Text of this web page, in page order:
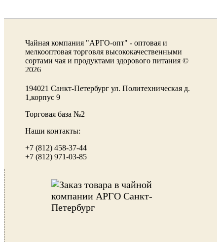
Чайная компания "АРГО-опт" - оптовая и
мелкооптовая торговля высококачественными
сортами чая и продуктами здорового питания ©
2026
194021 Санкт-Петербург ул. Политехническая д.
1,корпус 9
Торговая база №2
Наши контакты:
+7 (812) 458-37-44
+7 (812) 971-03-85